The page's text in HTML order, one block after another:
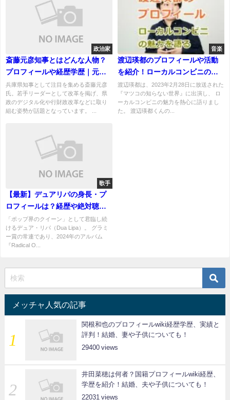
政治家
斎藤元彦知事とはどんな人物？
プロフィールや経歴学歴｜元総
務官僚から兵庫県知事へ―経歴
や人物像をわかりやすく紹介！
兵庫県知事として注目を集める斎藤元彦
氏。若手リーダーとして改革を掲げ、県
政のデジタル化や行財政改革などに取り
組む姿勢が話題となっています。 ...
音楽
渡辺瑛都のプロフィールや活動
を紹介！ローカルコンビニの魅
力を語る中学生
渡辺瑛都は、2023年2月28日に放送された
『マツコの知らない世界』に出演し、 ロ
ーカルコンビニの魅力を熱心に語りまし
た。 渡辺瑛都くんの...
歌手
【最新】デュアリパの身長・プ
ロフィールは？経歴や絶対聴く
べき人気曲を徹底解説！
「ポップ界のクイーン」として君臨し続
けるデュア・リパ（Dua Lipa）。 グラミ
ー賞の常連であり、2024年のアルバム
『Radical O...
メッチャ人気の記事
関根和也のプロフィールwiki経歴学歴、実績と
評判！結婚、妻や子供についても！
29400
井田菜穂は何者？国籍プロフィールwiki経歴、
学歴を紹介！結婚、夫や子供についても！
22031